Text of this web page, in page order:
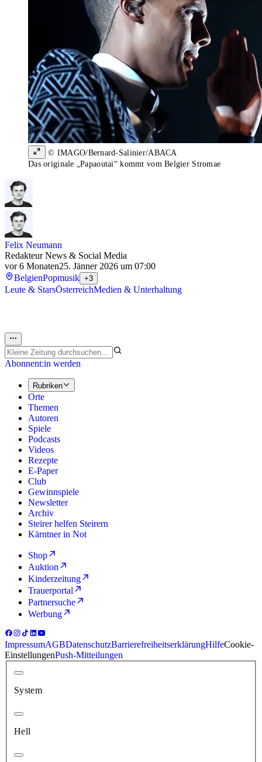
© IMAGO/Bernard-Salinier/ABACA
Das originale „Papaoutai“ kommt vom Belgier Stromae
Felix Neumann
Redakteur News & Social Media
vor 6 Monaten25. Jänner 2026 um 07:00
BelgienPopmusik +3
Leute & StarsÖsterreichMedien & Unterhaltung
Abonnent:in werden
Rubriken
Orte
Themen
Autoren
Spiele
Podcasts
Videos
Rezepte
E-Paper
Club
Gewinnspiele
Newsletter
Archiv
Steirer helfen Steirern
Kärntner in Not
Shop
Auktion
Kinderzeitung
Trauerportal
Partnersuche
Werbung
ImpressumAGBDatenschutzBarrierefreiheitserklärungHilfeCookie-
EinstellungenPush-Mitteilungen
System
Hell